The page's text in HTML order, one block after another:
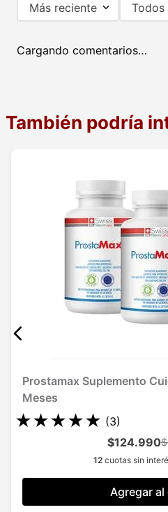
Más reciente Todos
Cargando comentarios…
También podría
Prostamax Suplemento
Meses
★★★★★ (3)
$124.990
12cuotas sin
Agregar